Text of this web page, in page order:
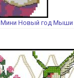
Мини Новый год Мыши